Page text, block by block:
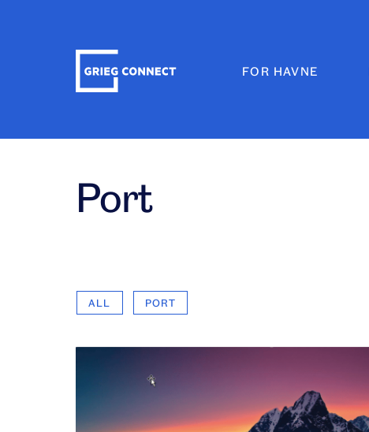
Grieg
Connect
FOR HAVNE
Port
ALL PORT